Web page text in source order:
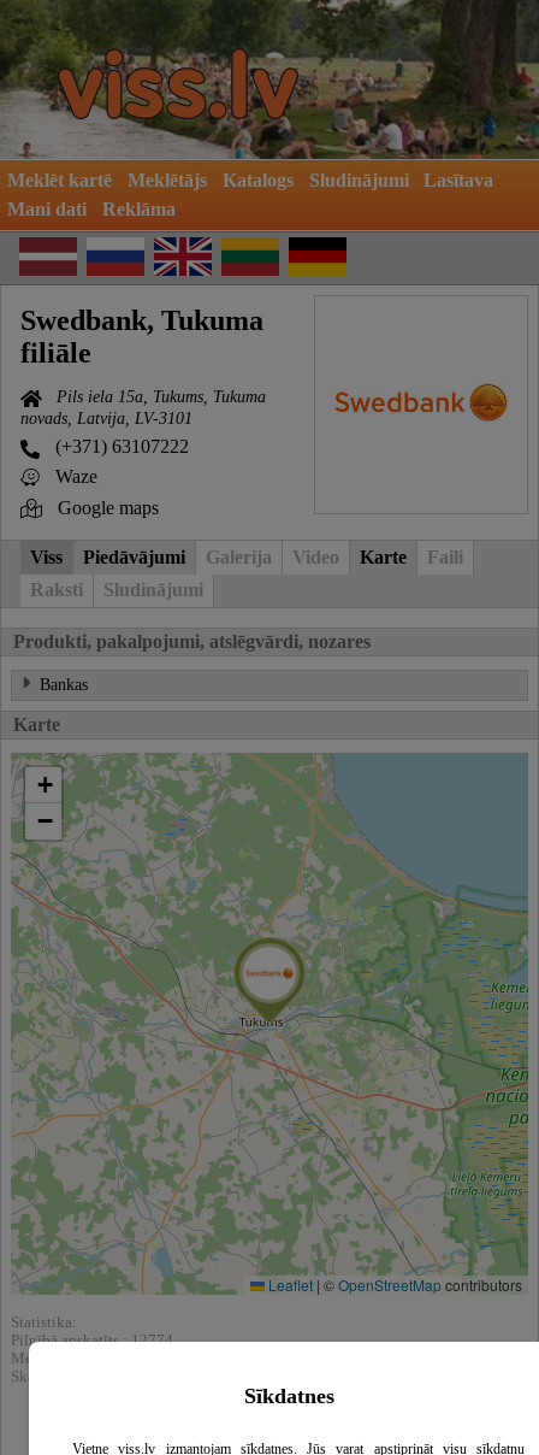
Meklēt kartē Meklētājs Katalogs Sludinājumi
Lasītava
Mani dati
Reklāma
Swedbank, Tukuma
filiāle
Pils iela 15a, Tukums, Tukuma
novads, Latvija, LV-3101
(+371) 63107222
Waze
Google maps
Viss Piedāvājumi Galerija Video Karte
Faili
Raksti
Sludinājumi
Produkti, pakalpojumi, atslēgvārdi, nozares
Bankas
Karte
+
−
Leaflet | ©OpenStreetMapcontributors
Statistika:
Pilnībā apskatīts : 12774
Meklēšnas rezultātos parādīts : 93908
Skatīt arī katalogā :
Sīkdatnes
Vietne viss.lv izmantojam sīkdatnes. Jūs varat apstiprināt visu sīkdatņu